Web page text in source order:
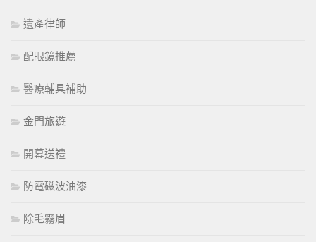
遺產律師
配眼鏡推薦
醫療輔具補助
金門旅遊
開幕送禮
防電磁波油漆
除毛霧眉